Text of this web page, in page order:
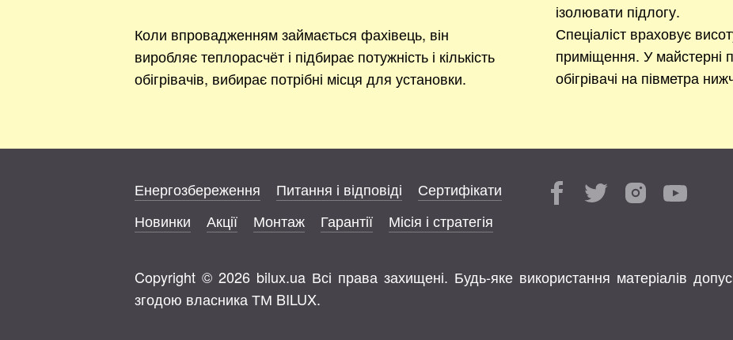
Коли впровадженням займається фахівець, він
виробляє теплорасчёт і підбирає потужність і кількість
обігрівачів, вибирає потрібні місця для установки.
ізолювати підлогу.
Спеціаліст враховує
приміщення. У майстерні
обігрівачі на півметра
Енергозбереження Питання і відповіді
Сертифікати
Новинки
Акції Монтаж Гарантії Місія і стратегія
Copyright © 2026 bilux.ua Всі права захищені. Будь-яке використання матеріалів
згодою власника ТМ BILUX.